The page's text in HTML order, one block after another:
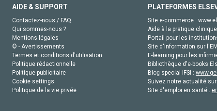
AIDE & SUPPORT
Contactez-nous / FAQ
Qui sommes-nous ?
Mentions légales
© - Avertissements
Termes et conditions d'utilisation
Politique rédactionnelle
Politique publicitaire
Cookie settings
Politique de la vie privée
PLATEFORMES
Site e-commerce :
Aide à la pratique
Portail pour les
Site d'information sur
E-learning pour les
Bibliothèque d'e-books
Blog special IFSI :
Suivez notre actualité
Site d'emploi en santé :